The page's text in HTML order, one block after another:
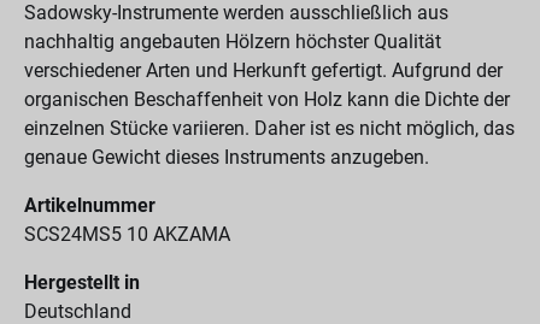
Sadowsky-Instrumente werden ausschließlich aus
nachhaltig angebauten Hölzern höchster Qualität
verschiedener Arten und Herkunft gefertigt. Aufgrund der
organischen Beschaffenheit von Holz kann die Dichte der
einzelnen Stücke variieren. Daher ist es nicht möglich, das
genaue Gewicht dieses Instruments anzugeben.
Artikelnummer
SCS24MS5 10 AKZAMA
Hergestellt in
Deutschland